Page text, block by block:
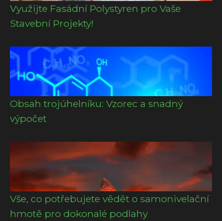
Využijte Fasádní Polystyren pro Vaše
Stavební Projekty!
Obsah trojúhelníku: Vzorec a snadný
výpočet
Vše, co potřebujete vědět o samonivelační
hmotě pro dokonalé podlahy